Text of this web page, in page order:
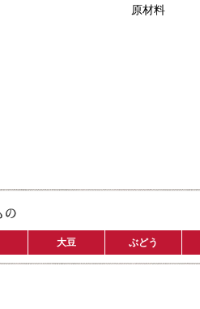
原材料
大豆 ぶどう